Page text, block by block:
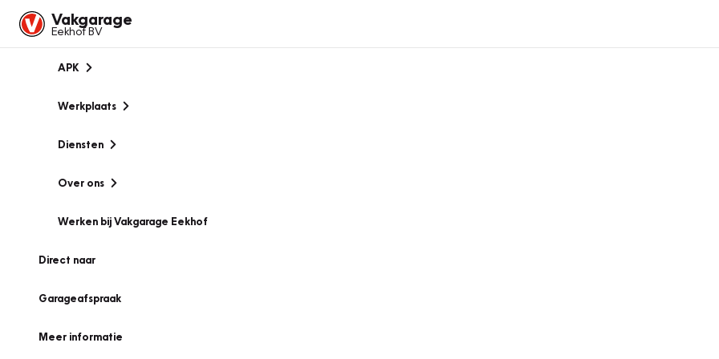
Vakgarage
Eekhof BV
APK
Werkplaats
Diensten
Over ons
Werken bij Vakgarage Eekhof
Direct naar
Garageafspraak
Meer informatie